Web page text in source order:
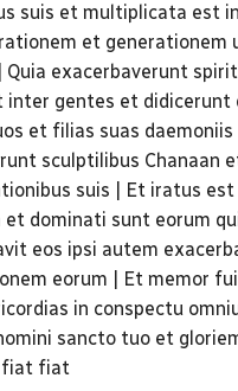
suis et multiplicata est
et generationem
exacerbaverunt
gentes et didicerunt
et filias suas daemoniis
sculptilibus Chanaan
suis | Et iratus
dominati sunt eorum
eos ipsi autem
eorum | Et memor
in conspectu
sancto tuo et
fiat fiat